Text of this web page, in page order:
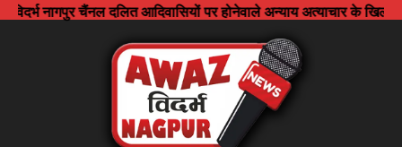
चैंनल दलित आदिवासियों पर होनेवाले अन्याय अत्याचार के खिलाफ आवाज